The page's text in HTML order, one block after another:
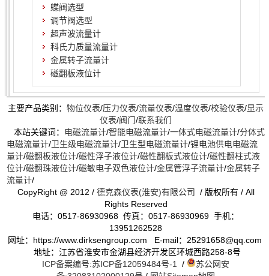
蝶阀选型
调节阀选型
超声波流量计
科氏力质量流量计
金属转子流量计
磁翻板液位计
主要产品类别： 物位仪表/压力仪表/流量仪表/温度仪表/校验仪表/显示
仪表/阀门/联系我们
本站关键词： 电磁流量计/智能电磁流量计/一体式电磁流量计/分体式
电磁流量计/卫生级电磁流量计/卫生型电磁流量计/锂电池供电电磁流
量计/磁翻板液位计/磁性浮子液位计/磁性翻板式液位计/磁性翻柱式液
位计/磁翻珠液位计/磁敏电子双色液位计/金属管浮子流量计/金属转子
流量计/
CopyRight @ 2012 / 德克森仪表(淮安)有限公司 / 版权所有 / All
Rights Reserved
电话：0517-86930968 传真：0517-86930969 手机：
13951262528
网址：https://www.dirksengroup.com E-mail：25291658@qq.com
地址：江苏省淮安市金湖县经济开发区环城西路258-8号
ICP备案编号:苏ICP备12059484号-1
/
苏公网安